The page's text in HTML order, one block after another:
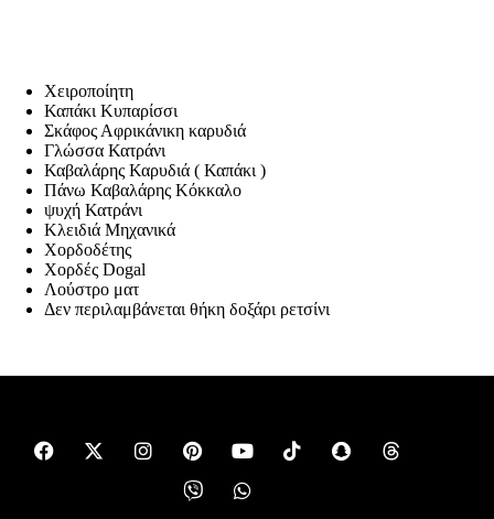
Χειροποίητη
Καπάκι Κυπαρίσσι
Σκάφος Αφρικάνικη καρυδιά
Γλώσσα Κατράνι
Καβαλάρης Καρυδιά ( Καπάκι )
Πάνω Καβαλάρης Κόκκαλο
ψυχή Κατράνι
Κλειδιά Μηχανικά
Χορδοδέτης
Χορδές Dogal
Λούστρο ματ
Δεν περιλαμβάνεται θήκη δοξάρι ρετσίνι